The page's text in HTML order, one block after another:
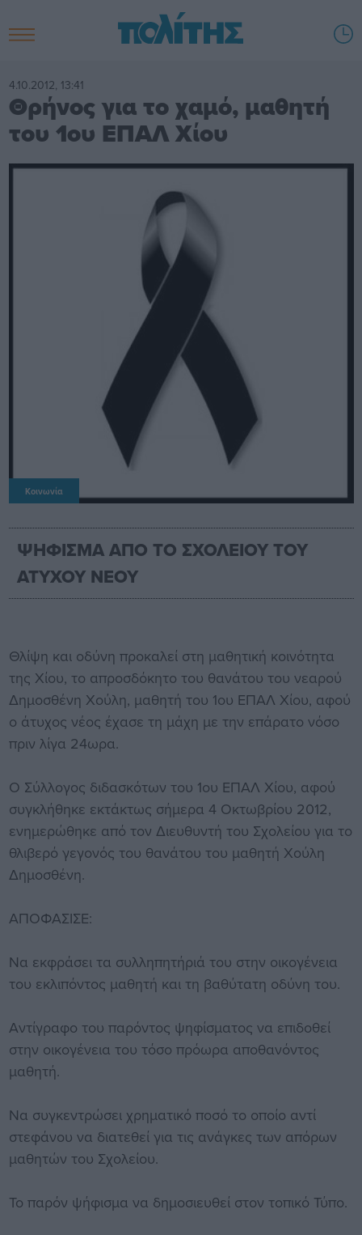
4.10.2012, 13:41
Θρήνος για το χαμό, μαθητή
του 1ου ΕΠΑΛ Χίου
Κοινωνία
ΨΗΦΙΣΜΑ ΑΠΟ ΤΟ ΣΧΟΛΕΙΟΥ ΤΟΥ
ΑΤΥΧΟΥ ΝΕΟΥ
Θλίψη και οδύνη προκαλεί στη μαθητική κοινότητα
της Χίου, το απροσδόκητο του θανάτου του νεαρού
Δημοσθένη Χούλη, μαθητή του 1ου ΕΠΑΛ Χίου, αφού
ο άτυχος νέος έχασε τη μάχη με την επάρατο νόσο
πριν λίγα 24ωρα.
Ο Σύλλογος διδασκότων του 1ου ΕΠΑΛ Χίου, αφού
συγκλήθηκε εκτάκτως σήμερα 4 Οκτωβρίου 2012,
ενημερώθηκε από τον Διευθυντή του Σχολείου για το
θλιβερό γεγονός του θανάτου του μαθητή Χούλη
Δημοσθένη.
ΑΠΟΦΑΣΙΣΕ:
Να εκφράσει τα συλληπητήριά του στην οικογένεια
του εκλιπόντος μαθητή και τη βαθύτατη οδύνη του.
Αντίγραφο του παρόντος ψηφίσματος να επιδοθεί
στην οικογένεια του τόσο πρόωρα αποθανόντος
μαθητή.
Να συγκεντρώσει χρηματικό ποσό το οποίο αντί
στεφάνου να διατεθεί για τις ανάγκες των απόρων
μαθητών του Σχολείου.
Το παρόν ψήφισμα να δημοσιευθεί στον τοπικό Τύπο.